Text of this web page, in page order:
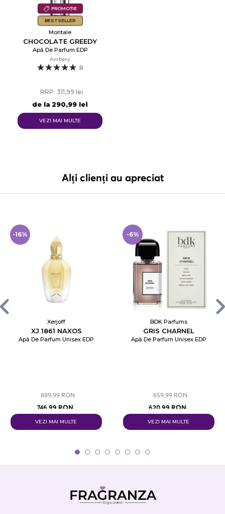
PROMOȚIE
BESTSELLER
Montale
CHOCOLATE GREEDY
Apă De Parfum EDP
Ambery
8
de la
RRP: 311,99 lei
290,99 lei
VEZI MAI MULTE
Alți clienți au apreciat
-16%
Xerjoff
XJ 1861 NAXOS
Apă De Parfum Unisex EDP
889,99 RON
746,99 RON
VEZI MAI MULTE
-6%
BDK Parfums
GRIS CHARNEL
Apă De Parfum Unisex EDP
659,99 RON
620,99 RON
VEZI MAI MULTE